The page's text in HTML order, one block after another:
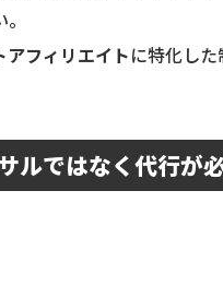
アフィリエイトに特化し
ルではなく代行が